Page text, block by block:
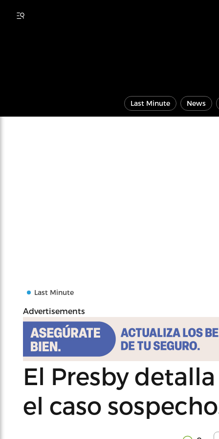
Last Minute News
Last Minute
Advertisements
El Presby
el caso